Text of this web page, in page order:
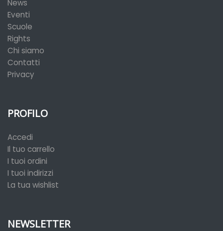
News
Eventi
Scuole
Rights
Chi siamo
Contatti
Privacy
PROFILO
Accedi
Il tuo carrello
I tuoi ordini
I tuoi indirizzi
La tua wishlist
NEWSLETTER